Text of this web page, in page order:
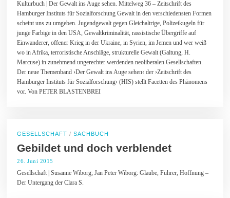
.
S
e
p
e
m
b
e
2
0
Kulturbuch | Der Gewalt ins Auge sehen. Mittelweg 36 – Zeitschrift des
Hamburger Instituts für Sozialforschung Gewalt in den verschiedensten Formen
scheint uns zu umgeben. Jugendgewalt gegen Gleichaltrige, Polizeikugeln für
junge Farbige in den USA, Gewaltkriminalität, rassistische Übergriffe auf
Einwanderer, offener Krieg in der Ukraine, in Syrien, im Jemen und wer weiß
wo in Afrika, terroristische Anschläge, strukturelle Gewalt (Galtung, H.
Marcuse) in zunehmend ungerechter werdenden neoliberalen Gesellschaften.
Der neue Themenband ›Der Gewalt ins Auge sehen‹ der ›Zeitschrift des
Hamburger Instituts für Sozialforschung‹ (HIS) stellt Facetten des Phänomens
vor. Von PETER BLASTENBREI
GESELLSCHAFT / SACHBUCH
Gebildet und doch verblendet
26. Juni 2015
.
J
Gesellschaft | Susanne Wiborg; Jan Peter Wiborg: Glaube, Führer, Hoffnung –
Der Untergang der Clara S.